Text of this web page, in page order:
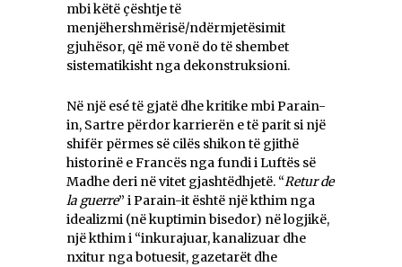
mbi këtë çështje të
menjëhershmërisë/ndërmjetësimit
gjuhësor, që më vonë do të shembet
sistematikisht nga dekonstruksioni.
Në një esé të gjatë dhe kritike mbi Parain-
in, Sartre përdor karrierën e të parit si një
shifër përmes së cilës shikon të gjithë
historinë e Francës nga fundi i Luftës së
Madhe deri në vitet gjashtëdhjetë. “Retur de
la guerre” i Parain-it është një kthim nga
idealizmi (në kuptimin bisedor) në logjikë,
një kthim i “inkurajuar, kanalizuar dhe
nxitur nga botuesit, gazetarët dhe